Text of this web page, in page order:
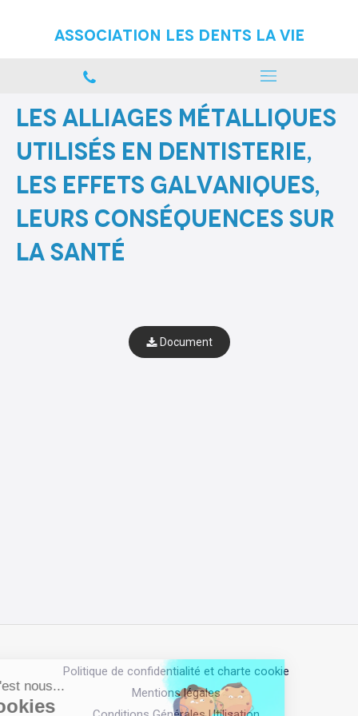
Association Les Dents La vie
Les alliages métalliques
utilisés en dentisterie,
les effets galvaniques,
leurs conséquences sur
la santé
Document
Politique de confidentialité et charte cookie
Mentions légales